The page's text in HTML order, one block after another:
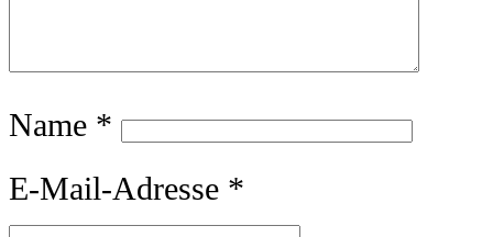
Name *
E-Mail-Adresse *